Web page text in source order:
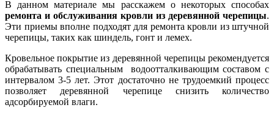
В данном материале мы расскажем о некоторых способах
ремонта и обслуживания кровли из деревянной черепицы.
Эти приемы вполне подходят для ремонта кровли из штучной
черепицы, таких как шиндель, гонт и лемех.
Кровельное покрытие из деревянной черепицы рекомендуется
обрабатывать специальным водоотталкивающим составом с
интервалом 3-5 лет. Этот достаточно не трудоемкий процесс
позволяет деревянной черепице снизить количество
адсорбируемой влаги.